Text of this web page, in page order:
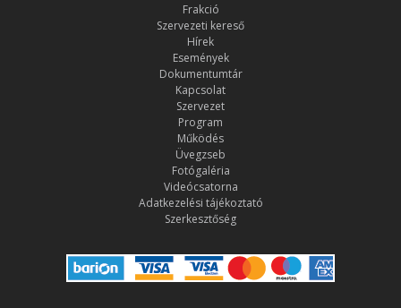
Frakció
Szervezeti kereső
Hírek
Események
Dokumentumtár
Kapcsolat
Szervezet
Program
Működés
Üvegzseb
Fotógaléria
Videócsatorna
Adatkezelési tájékoztató
Szerkesztőség